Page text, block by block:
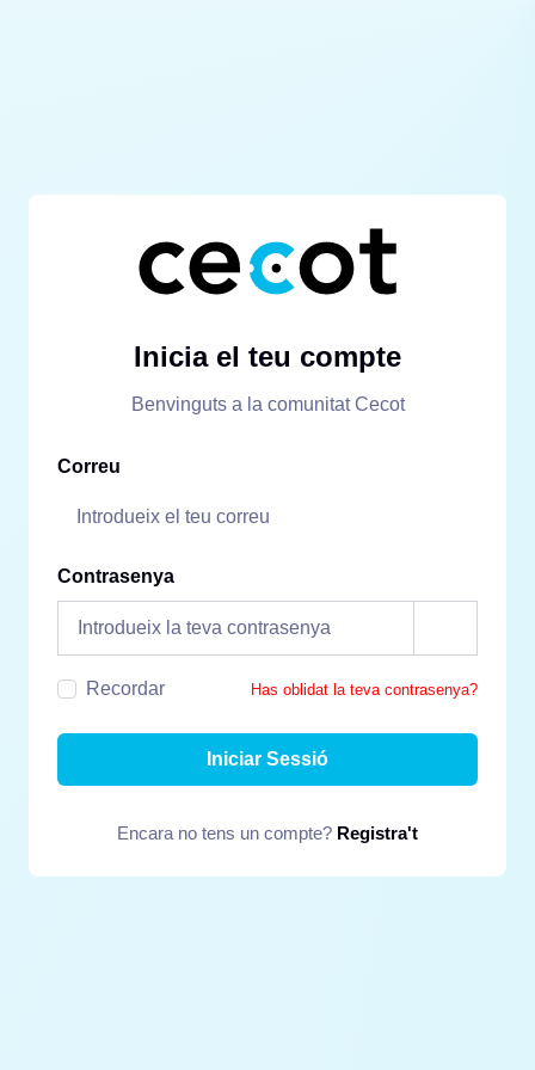
Inicia el teu compte
Benvinguts a la comunitat Cecot
Correu
Contrasenya
Recordar Has oblidat la teva contrasenya?
Iniciar Sessió
Encara no tens un compte? Registra't